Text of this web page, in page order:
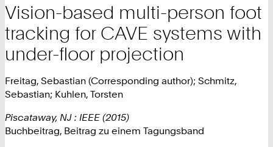
Vision-based multi-person foot
tracking for CAVE systems with
under-floor projection
Freitag, Sebastian (Corresponding author); Schmitz,
Sebastian; Kuhlen, Torsten
Piscataway, NJ : IEEE (2015)
Buchbeitrag, Beitrag zu einem Tagungsband